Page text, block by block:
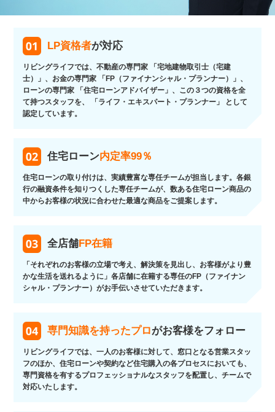
LP資格者が対応
リビングライフでは、不動産の専門家 「宅地建物取引士（宅建
士）」、お金の専門家 「FP（ファイナンシャル・プランナー）」、
ローンの専門家 「住宅ローンアドバイザー」、この３つの資格を全
て持つスタッフを、 「ライフ・エキスパート・プランナー」 として
認定しています。
住宅ローン内定率99％
住宅ローンの取り付けは、実績豊富な専任チームが担当します。各銀
行の融資条件を知りつくした専任チームが、数ある住宅ローン商品の
中からお客様の状況に合わせた最適な商品をご提案します。
全店舗FP在籍
「それぞれのお客様の立場で考え、解決策を見出し、お客様がより豊
かな生活を送れるように」各店舗に在籍する専任のFP（ファイナン
シャル・プランナー）がお手伝いさせていただきます。
専門知識を持ったプロがお客様をフォロー
リビングライフでは、一人のお客様に対して、窓口となる営業スタッ
フのほか、住宅ローンや契約など住宅購入の各プロセスにおいても、
専門資格を有するプロフェッショナルなスタッフを配置し、チームで
対応いたします。